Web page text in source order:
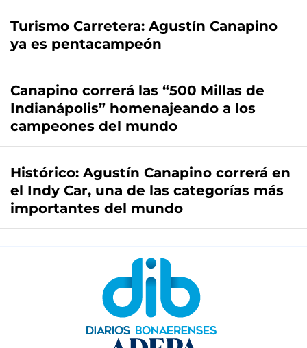
Turismo Carretera: Agustín Canapino
ya es pentacampeón
Canapino correrá las “500 Millas de
Indianápolis” homenajeando a los
campeones del mundo
Histórico: Agustín Canapino correrá en
el Indy Car, una de las categorías más
importantes del mundo